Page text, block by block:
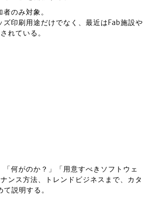
のみ対象。
印刷用途だけでなく、最近はFab施設や
れている。
何がのか？」「用意すべきソフトウェ
ンス方法、トレンドビジネスまで、カタ
説明する。